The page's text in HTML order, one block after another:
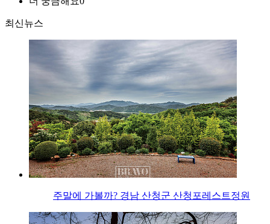
최신뉴스
주말에 가볼까? 경남 산청군 산청포레스트정원